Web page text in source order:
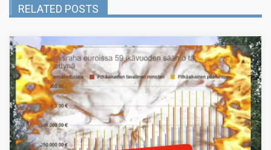
RELATED POSTS